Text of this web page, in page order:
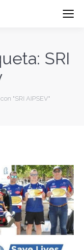
SRI
"SRI AIPSEV"